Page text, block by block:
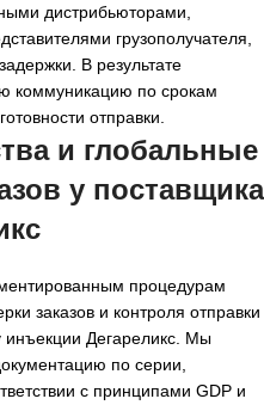
дистрибьюторами,
грузополучателя,
В результате
коммуникацию по срокам
отправки.
и глобальные
у поставщика
процедурам
заказов и контроля отправки
инъекции Дегареликс. Мы
по серии,
с принципами GDP и